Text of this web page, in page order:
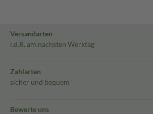
Versandarten
i.d.R. am nächsten Werktag
Zahlarten
sicher und bequem
Bewerte uns